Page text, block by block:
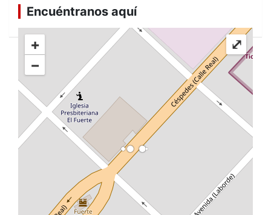
Encuéntranos aquí
+
−
⤢